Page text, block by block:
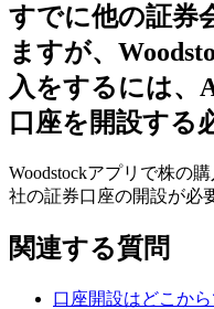
すでに他の証券
ますが、
入をするには、
口座を開設する
Woodstockアプリで株の
社の証券口座の開設が必
関連する質問
口座開設はどこから